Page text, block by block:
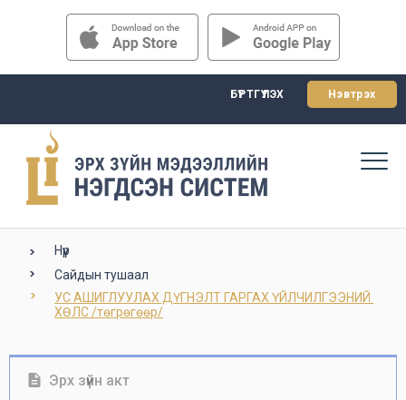
БҮРТГҮҮЛЭХ Нэвтрэх
Нүүр
Сайдын тушаал
УС АШИГЛУУЛАХ ДҮГНЭЛТ ГАРГАХ ҮЙЛЧИЛГЭЭНИЙ
ХӨЛС /төгрөгөөр/
Эрх зүйн акт